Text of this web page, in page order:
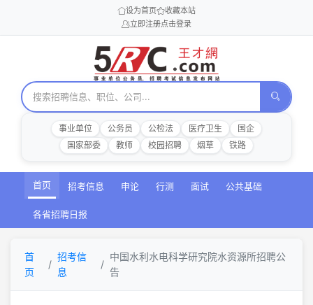
设为首页
收藏本站
立即注册点击登录
事业单位 公务员 公检法 医疗卫生
国企
国家部委
教师 校园招聘 烟草 铁路
首页 招考信息 申论 行测 面试 公共基础
各省招聘日报
首
页
招考信
息
中国水利水电科学研究院水资源所招聘公
告